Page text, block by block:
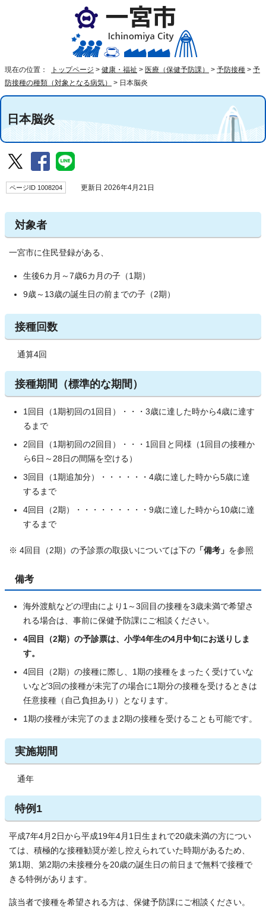
現在の位置： トップページ > 健康・福祉 > 医療（保健予防課） > 予防接種 > 予
防接種の種類（対象となる病気）
> 日本脳炎
日本脳炎
ページID 1008204 更新日 2026年4月21日
対象者
一宮市に住民登録がある、
生後6カ月～7歳6カ月の子（1期）
9歳～13歳の誕生日の前までの子（2期）
接種回数
通算4回
接種期間（標準的な期間）
1回目（1期初回の1回目）・・・3歳に達した時から4歳に達す
るまで
2回目（1期初回の2回目）・・・1回目と同様（1回目の接種か
ら6日～28日の間隔を空ける）
3回目（1期追加分）・・・・・・4歳に達した時から5歳に達
するまで
4回目（2期）・・・・・・・・・9歳に達した時から10歳に達
するまで
※ 4回目（2期）の予診票の取扱いについては下の 「備考」 を参照
備考
海外渡航などの理由により1～3回目の接種を3歳未満で希望さ
れる場合は、事前に保健予防課にご相談ください。
4回目（2期）の予診票は、小学4年生の4月中旬にお送りしま
す。
4回目（2期）の接種に際し、1期の接種をまったく受けていな
いなど3回の接種が未完了の場合に1期分の接種を受けるときは
任意接種（自己負担あり）となります。
1期の接種が未完了のまま2期の接種を受けることも可能です。
実施期間
通年
特例1
平成7年4月2日から平成19年4月1日生まれで20歳未満の方につい
ては、積極的な接種勧奨が差し控えられていた時期があるため、
第1期、第2期の未接種分を20歳の誕生日の前日まで無料で接種で
きる特例があります。
該当者で接種を希望される方は、保健予防課にご相談ください。